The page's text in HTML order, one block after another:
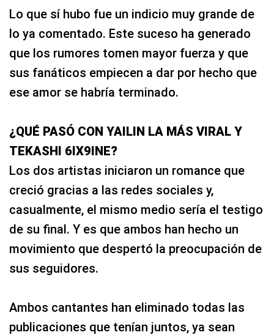
Lo que sí hubo fue un indicio muy grande de
lo ya comentado. Este suceso ha generado
que los rumores tomen mayor fuerza y que
sus fanáticos empiecen a dar por hecho que
ese amor se habría terminado.
¿QUÉ PASÓ CON YAILIN LA MÁS VIRAL Y
TEKASHI 6IX9INE?
Los dos artistas iniciaron un romance que
creció gracias a las redes sociales y,
casualmente, el mismo medio sería el testigo
de su final. Y es que ambos han hecho un
movimiento que despertó la preocupación de
sus seguidores.
Ambos cantantes han eliminado todas las
publicaciones que tenían juntos, ya sean